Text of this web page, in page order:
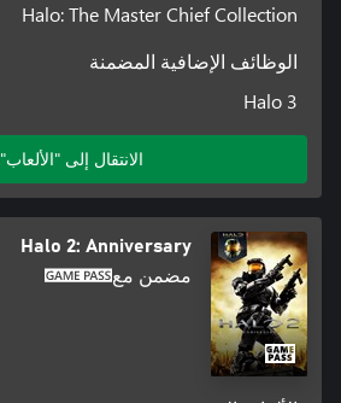
Halo: The Master Chief Collection
الوظائف الإضافية المضمنة
Halo 3
الانتقال إلى "الألعاب"
Halo 2: Anniversary
مضمن مع